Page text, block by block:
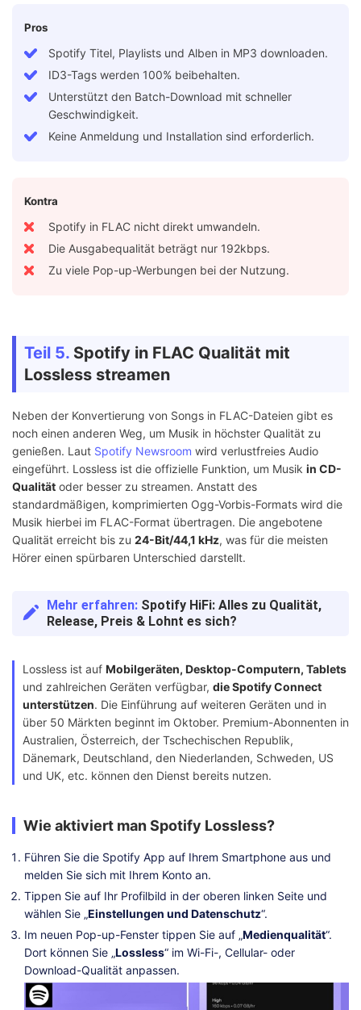
Pros
Spotify Titel, Playlists und Alben in MP3 downloaden.
ID3-Tags werden 100% beibehalten.
Unterstützt den Batch-Download mit schneller
Geschwindigkeit.
Keine Anmeldung und Installation sind erforderlich.
Kontra
Spotify in FLAC nicht direkt umwandeln.
Die Ausgabequalität beträgt nur 192kbps.
Zu viele Pop-up-Werbungen bei der Nutzung.
Teil 5. Spotify in FLAC Qualität mit
Lossless streamen
Neben der Konvertierung von Songs in FLAC-Dateien gibt es
noch einen anderen Weg, um Musik in höchster Qualität zu
genießen. Laut Spotify Newsroom wird verlustfreies Audio
eingeführt. Lossless ist die offizielle Funktion, um Musik in CD-
Qualität oder besser zu streamen. Anstatt des
standardmäßigen, komprimierten Ogg-Vorbis-Formats wird die
Musik hierbei im FLAC-Format übertragen. Die angebotene
Qualität erreicht bis zu 24-Bit/44,1 kHz, was für die meisten
Hörer einen spürbaren Unterschied darstellt.
Mehr erfahren: Spotify HiFi: Alles zu Qualität,
Release, Preis & Lohnt es sich?
Lossless ist auf Mobilgeräten, Desktop-Computern, Tablets
und zahlreichen Geräten verfügbar, die Spotify Connect
unterstützen. Die Einführung auf weiteren Geräten und in
über 50 Märkten beginnt im Oktober. Premium-Abonnenten in
Australien, Österreich, der Tschechischen Republik,
Dänemark, Deutschland, den Niederlanden, Schweden, US
und UK, etc. können den Dienst bereits nutzen.
Wie aktiviert man Spotify Lossless?
Führen Sie die Spotify App auf Ihrem Smartphone aus und
melden Sie sich mit Ihrem Konto an.
Tippen Sie auf Ihr Profilbild in der oberen linken Seite und
wählen Sie „Einstellungen und Datenschutz“.
Im neuen Pop-up-Fenster tippen Sie auf „Medienqualität“.
Dort können Sie „Lossless“ im Wi-Fi-, Cellular- oder
Download-Qualität anpassen.